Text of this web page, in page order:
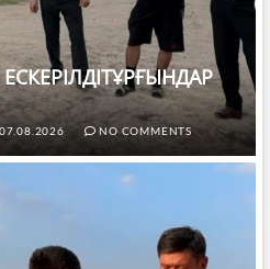
NO COMMENTS